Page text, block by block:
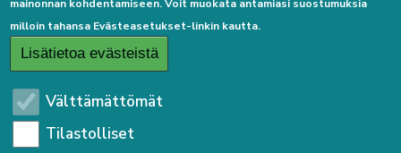
Linkkejä
Etusivulle
Kirjaudu sisään
Saavutettavuusseloste
mainonnan kohdentamiseen. Voit muokata antamiasi suostumuksia
milloin tahansa Evästeasetukset-linkin kautta.
Lisätietoa evästeistä
Välttämättömät
Tilastolliset